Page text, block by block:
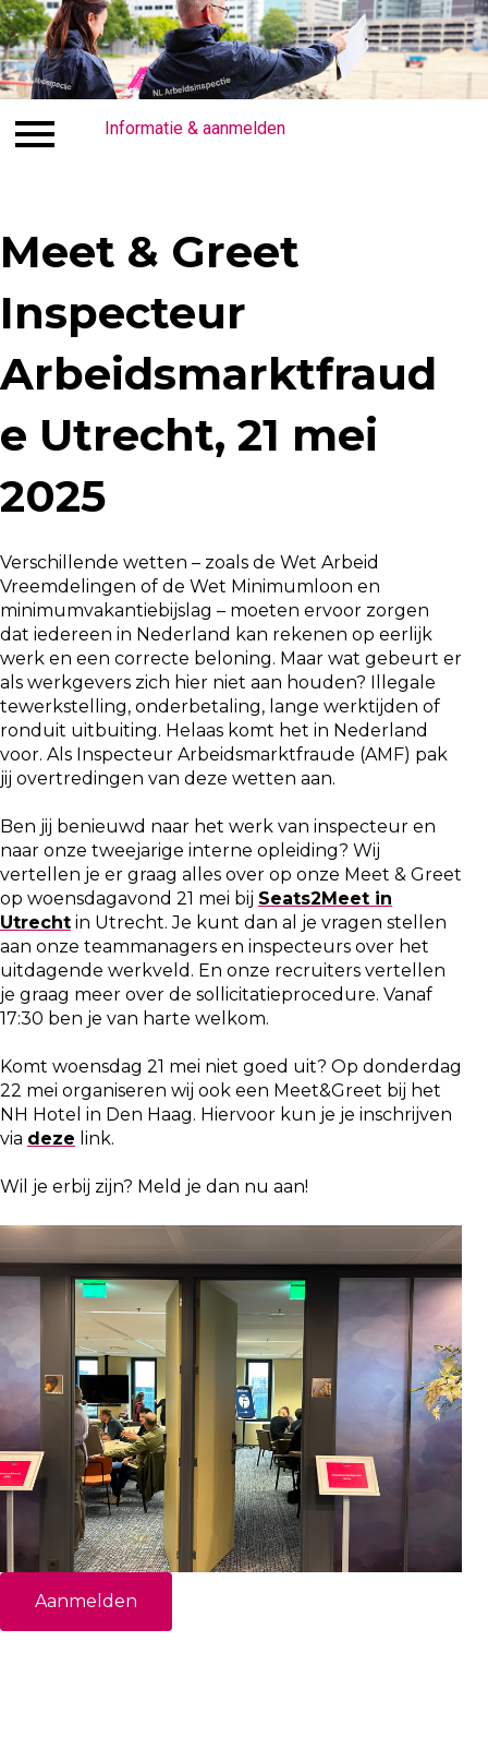
Overige informatie en contact
Inloggen Informatie & aanmelden
Meet & Greet
Inspecteur
Arbeidsmarktfraud
e Utrecht​​, 21 mei
2025
Verschillende wetten – zoals de Wet Arbeid
Vreemdelingen of de Wet Minimumloon en
minimumvakantiebijslag – moeten ervoor zorgen
dat iedereen in Nederland kan rekenen op eerlijk
werk en een correcte beloning. Maar wat gebeurt er
als werkgevers zich hier niet aan houden? Illegale
tewerkstelling, onderbetaling, lange werktijden of
ronduit uitbuiting. Helaas komt het in Nederland
voor. Als Inspecteur Arbeidsmarktfraude (AMF) pak
jij overtredingen van deze wetten aan.
Ben jij benieuwd naar het werk van inspecteur en
naar onze tweejarige interne opleiding? Wij
vertellen je er graag alles over op onze Meet & Greet
op woensdagavond 21 mei bij Seats2Meet in
Utrecht in Utrecht. Je kunt dan al je vragen stellen
aan onze teammanagers en inspecteurs over het
uitdagende werkveld. En onze recruiters vertellen
je graag meer over de sollicitatieprocedure. Vanaf
17:30 ben je van harte welkom.
Komt woensdag 21 mei niet goed uit? Op donderdag
22 mei organiseren wij ook een Meet&Greet bij het
NH Hotel in Den Haag. Hiervoor kun je je inschrijven
via deze link.
Wil je erbij zijn? Meld je dan nu aan!
Aanmelden